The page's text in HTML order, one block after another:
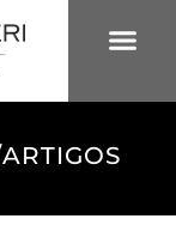
ARTIGOS